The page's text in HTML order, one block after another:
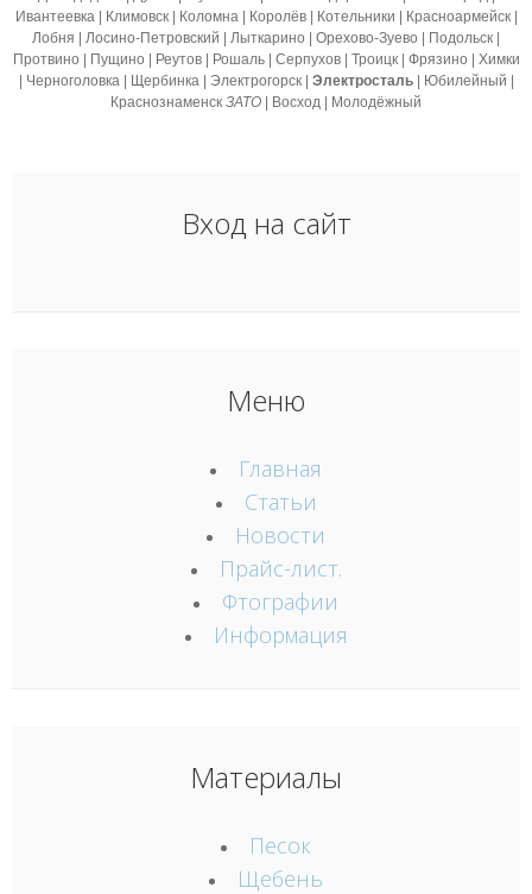
Ивантеевка | Климовск | Коломна | Королёв | Котельники | Красноармейск |
Лобня | Лосино-Петровский | Лыткарино | Орехово-Зуево | Подольск |
Протвино | Пущино | Реутов | Рошаль | Серпухов | Троицк | Фрязино | Химки
| Черноголовка | Щербинка | Электрогорск | Электросталь| Юбилейный
Краснознаменск ЗАТО Восход | Молодёжный
Вход на сайт
Меню
Главная
Статьи
Новости
Прайс-лист.
Фтографии
Информация
Материалы
Песок
Щебень